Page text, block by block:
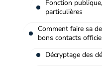
Fonction
particulières
Comment faire sa
bons contacts
Décryptage des